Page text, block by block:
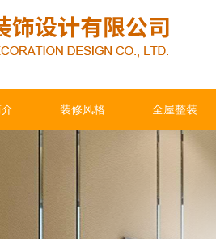
装修风格 全屋整装